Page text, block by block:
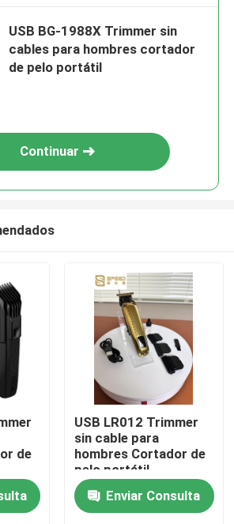
USB BG-1988X Trimmer sin
cables para hombres cortador
de pelo portátil
Continuar
de
USB LR012 Trimmer
sin cable para
hombres Cortador de
pelo portátil
Enviar Consulta